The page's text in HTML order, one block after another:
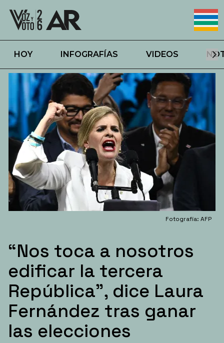
HOY INFOGRAFÍAS VIDEOS
Fotografía: AFP
“Nos toca a nosotros
edificar la tercera
República”, dice Laura
Fernández tras ganar
las elecciones